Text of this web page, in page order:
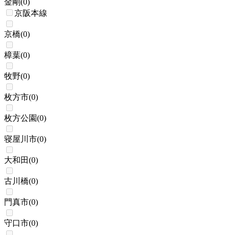
金剛(0)
京阪本線
京橋(0)
樟葉(0)
牧野(0)
枚方市(0)
枚方公園(0)
寝屋川市(0)
大和田(0)
古川橋(0)
門真市(0)
守口市(0)